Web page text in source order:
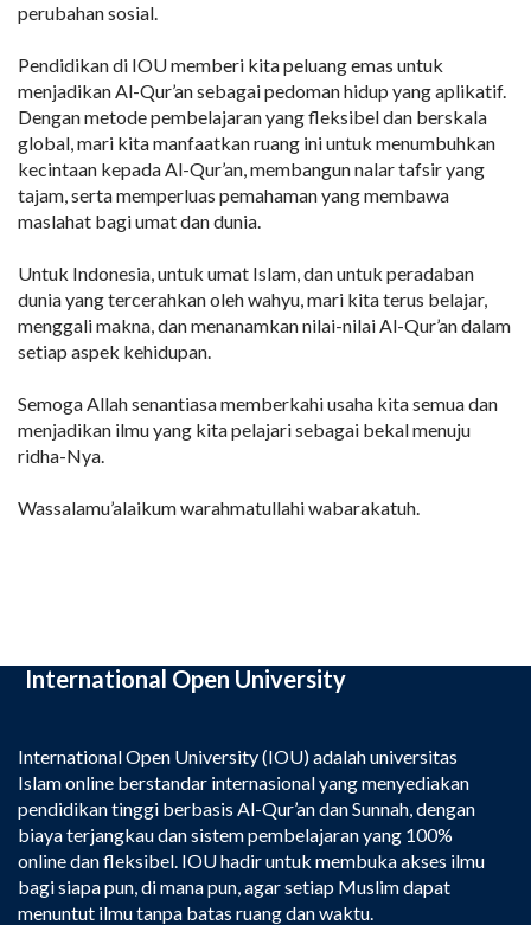
perubahan sosial.
Pendidikan di IOU memberi kita peluang emas untuk
menjadikan Al-Qur’an sebagai pedoman hidup yang aplikatif.
Dengan metode pembelajaran yang fleksibel dan berskala
global, mari kita manfaatkan ruang ini untuk menumbuhkan
kecintaan kepada Al-Qur’an, membangun nalar tafsir yang
tajam, serta memperluas pemahaman yang membawa
maslahat bagi umat dan dunia.
Untuk Indonesia, untuk umat Islam, dan untuk peradaban
dunia yang tercerahkan oleh wahyu, mari kita terus belajar,
menggali makna, dan menanamkan nilai-nilai Al-Qur’an dalam
setiap aspek kehidupan.
Semoga Allah senantiasa memberkahi usaha kita semua dan
menjadikan ilmu yang kita pelajari sebagai bekal menuju
ridha-Nya.
Wassalamu’alaikum warahmatullahi wabarakatuh.
International Open University
International Open University (IOU) adalah universitas
Islam online berstandar internasional yang menyediakan
pendidikan tinggi berbasis Al-Qur’an dan Sunnah, dengan
biaya terjangkau dan sistem pembelajaran yang 100%
online dan fleksibel. IOU hadir untuk membuka akses ilmu
bagi siapa pun, di mana pun, agar setiap Muslim dapat
menuntut ilmu tanpa batas ruang dan waktu.